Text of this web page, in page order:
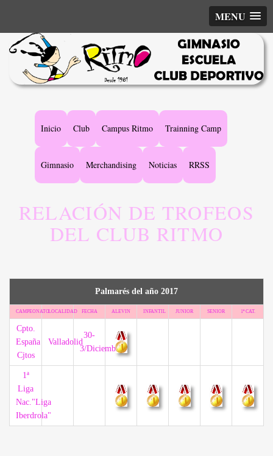
MENU
Main
navigation
Inicio Club Campus Ritmo Trainning Camp
Gimnasio Merchandising Noticias RRSS
RELACIÓN DE TROFEOS
DEL CLUB RITMO
Palmarés del año 2017
CAMPEONATOLOCALIDAD FECHA ALEVIN INFANTIL JUNIOR SENIOR 1ª CAT.
Cpto.
España
Cjtos
Valladolid
30-
3/Diciembre
1ª
Liga
Nac."Liga
Iberdrola"